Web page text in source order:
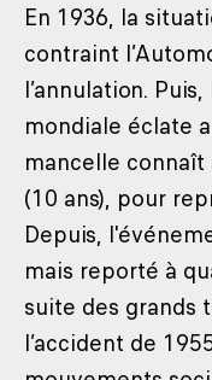
En 1936, la
contraint
l’annulation.
mondiale éclate
mancelle
(10 ans), pour
Depuis,
mais reporté à
suite des grands
l’accident de